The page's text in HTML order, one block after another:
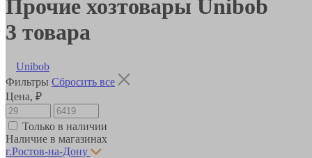
Прочие хозтовары Unibob
3 товара
Unibob
Фильтры Сбросить все
Цена, ₽
Только в наличии
Наличие в магазинах
г.Ростов-на-Дону